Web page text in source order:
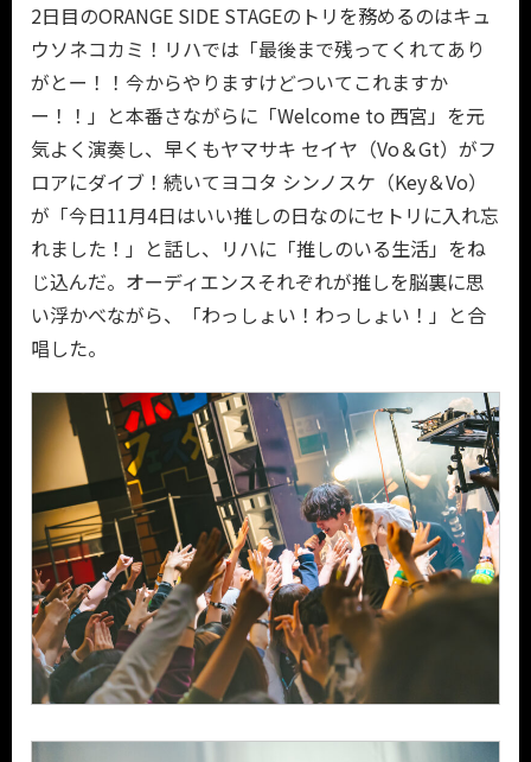
2日目のORANGE SIDE STAGEのトリを務めるのはキュ
ウソネコカミ！リハでは「最後まで残ってくれてあり
がとー！！今からやりますけどついてこれますか
ー！！」と本番さながらに「Welcome to 西宮」を元
気よく演奏し、早くもヤマサキ セイヤ（Vo＆Gt）がフ
ロアにダイブ！続いてヨコタ シンノスケ（Key＆Vo）
が「今日11月4日はいい推しの日なのにセトリに入れ忘
れました！」と話し、リハに「推しのいる生活」をね
じ込んだ。オーディエンスそれぞれが推しを脳裏に思
い浮かべながら、「わっしょい！わっしょい！」と合
唱した。